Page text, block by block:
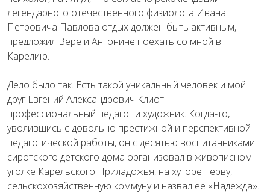
легендарного отечественного физиолога Ивана
Петровича Павлова отдых должен быть активным,
предложил Вере и Антонине поехать со мной в
Карелию.
Дело было так. Есть такой уникальный человек и мой
друг Евгений Александрович Клиот —
профессиональный педагог и художник. Когда-то,
уволившись с довольно престижной и перспективной
педагогической работы, он с десятью воспитанниками
сиротского детского дома организовал в живописном
уголке Карельского Приладожья, на хуторе Терву,
сельскохозяйственную коммуну и назвал ее «Надежда».